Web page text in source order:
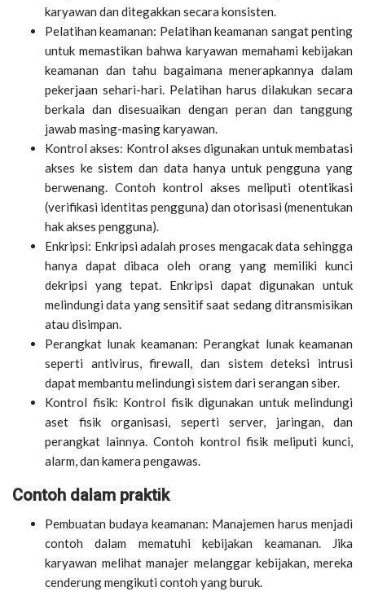
karyawan dan ditegakkan secara konsisten.
Pelatihan keamanan: Pelatihan keamanan sangat penting
untuk memastikan bahwa karyawan memahami kebijakan
keamanan dan tahu bagaimana menerapkannya dalam
pekerjaan sehari-hari. Pelatihan harus dilakukan secara
berkala dan disesuaikan dengan peran dan tanggung
jawab masing-masing karyawan.
Kontrol akses: Kontrol akses digunakan untuk membatasi
akses ke sistem dan data hanya untuk pengguna yang
berwenang. Contoh kontrol akses meliputi otentikasi
(verifikasi identitas pengguna) dan otorisasi (menentukan
hak akses pengguna).
Enkripsi: Enkripsi adalah proses mengacak data sehingga
hanya dapat dibaca oleh orang yang memiliki kunci
dekripsi yang tepat. Enkripsi dapat digunakan untuk
melindungi data yang sensitif saat sedang ditransmisikan
atau disimpan.
Perangkat lunak keamanan: Perangkat lunak keamanan
seperti antivirus, firewall, dan sistem deteksi intrusi
dapat membantu melindungi sistem dari serangan siber.
Kontrol fisik: Kontrol fisik digunakan untuk melindungi
aset fisik organisasi, seperti server, jaringan, dan
perangkat lainnya. Contoh kontrol fisik meliputi kunci,
alarm, dan kamera pengawas.
Contoh dalam praktik
Pembuatan budaya keamanan: Manajemen harus menjadi
contoh dalam mematuhi kebijakan keamanan. Jika
karyawan melihat manajer melanggar kebijakan, mereka
cenderung mengikuti contoh yang buruk.